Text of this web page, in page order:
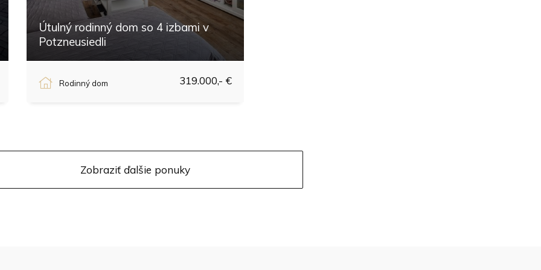
Útulný rodinný dom so 4 izbami v
Potzneusiedli
Rodinný dom
319.000,- €
Zobraziť ďalšie ponuky